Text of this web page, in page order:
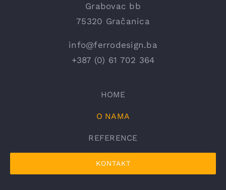
Grabovac bb
75320 Gračanica
info@ferrodesign.ba
+387 (0) 61 702 364
HOME
O NAMA
REFERENCE
KONTAKT